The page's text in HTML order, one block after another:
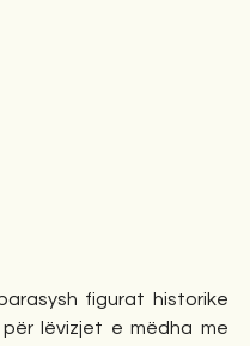
figurat historike
lëvizjet e mëdha me